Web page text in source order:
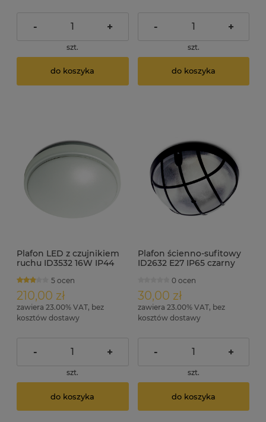
- +
szt.
do koszyka
- +
szt.
do koszyka
Plafon LED z czujnikiem
ruchu ID3532 16W IP44
5 ocen
210,00 zł
zawiera 23.00% VAT, bez
kosztów dostawy
- +
szt.
do koszyka
Plafon ścienno-sufitowy
ID2632 E27 IP65 czarny
0 ocen
30,00 zł
zawiera 23.00% VAT, bez
kosztów dostawy
- +
szt.
do koszyka